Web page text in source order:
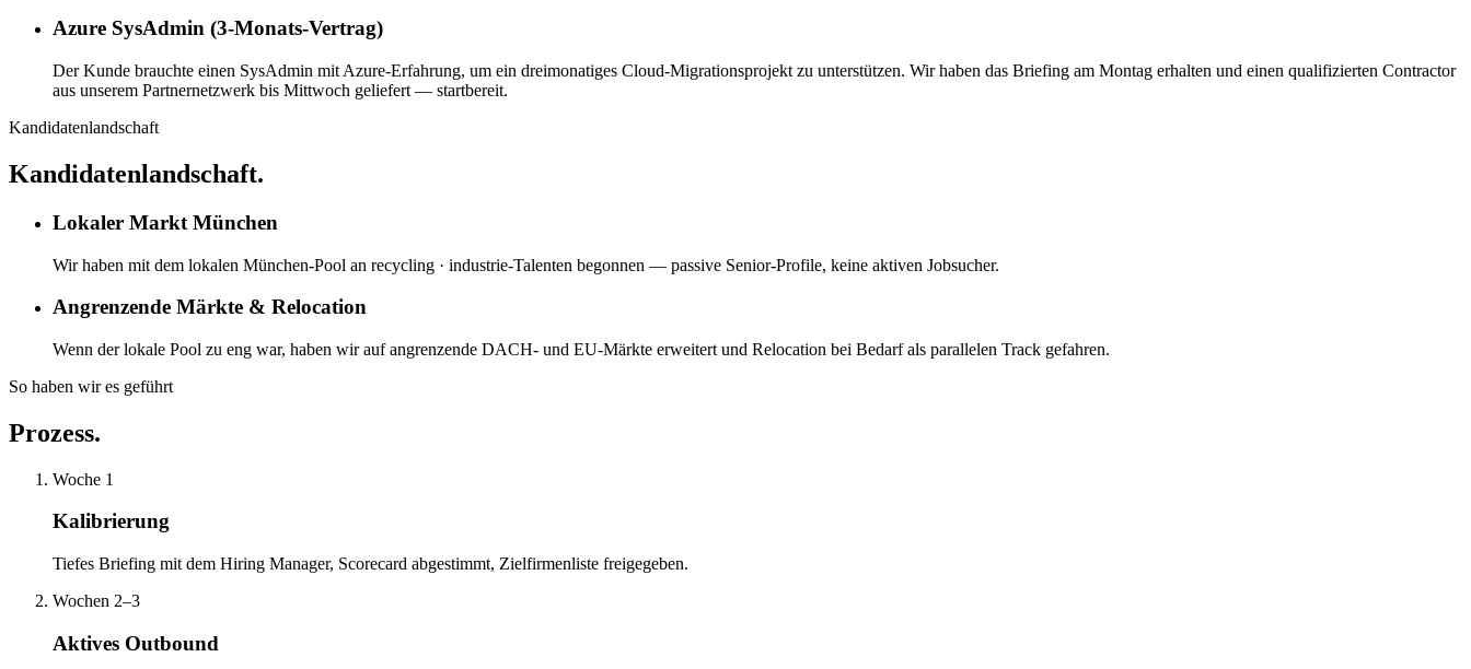
Azure SysAdmin (3-Monats-Vertrag)
Der Kunde brauchte einen SysAdmin mit Azure-Erfahrung, um ein dreimonatiges Cloud-Migrationsprojekt zu unterstützen. Wir haben das Briefing am Montag erhalten und einen qualifizierten Contractor
aus unserem Partnernetzwerk bis Mittwoch geliefert — startbereit.
Kandidatenlandschaft
Kandidatenlandschaft.
Lokaler Markt München
Wir haben mit dem lokalen München-Pool an recycling · industrie-Talenten begonnen — passive Senior-Profile, keine aktiven Jobsucher.
Angrenzende Märkte & Relocation
Wenn der lokale Pool zu eng war, haben wir auf angrenzende DACH- und EU-Märkte erweitert und Relocation bei Bedarf als parallelen Track gefahren.
So haben wir es geführt
Prozess.
Woche 1
Kalibrierung
Tiefes Briefing mit dem Hiring Manager, Scorecard abgestimmt, Zielfirmenliste freigegeben.
Wochen 2–3
Aktives Outbound